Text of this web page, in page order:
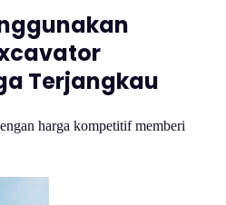
Terjangkau
harga kompetitif memberi